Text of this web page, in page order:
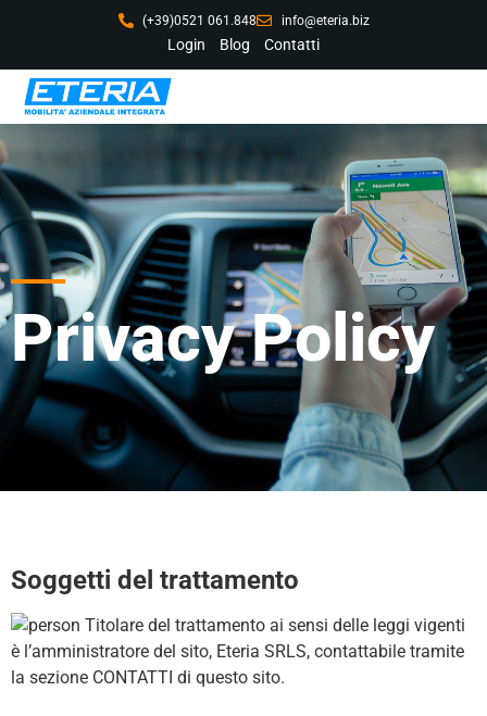
Login Blog Contatti
(+39)0521 061.848 info@eteria.biz
Privacy Policy
Privacy Policy
Soggetti del trattamento
Titolare del trattamento ai sensi delle leggi vigenti
è l’amministratore del sito, Eteria SRLS, contattabile tramite
la sezione CONTATTI di questo sito.